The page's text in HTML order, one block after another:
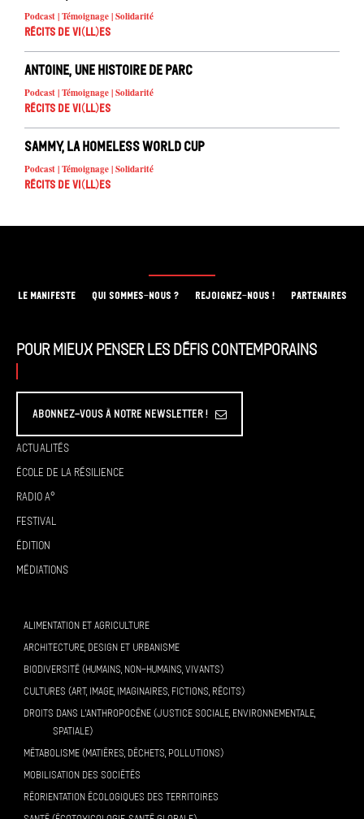
Podcast | Témoignage | Solidarité
Récits de Vi(ll)es
Antoine, une histoire de parc
Podcast | Témoignage | Solidarité
Récits de Vi(ll)es
Sammy, La Homeless World Cup
Podcast | Témoignage | Solidarité
Récits de Vi(ll)es
LE MANIFESTE QUI SOMMES-NOUS ? REJOIGNEZ-NOUS ! PARTENAIRES
Pour mieux penser les défis contemporains
Abonnez-vous à Notre Newsletter !
Actualités
École de la résilience
Radio A°
Festival
Édition
Médiations
ALIMENTATION ET AGRICULTURE
ARCHITECTURE, DESIGN ET URBANISME
BIODIVERSITÉ (HUMAINS, NON-HUMAINS, VIVANTS)
CULTURES (ART, IMAGE, IMAGINAIRES, FICTIONS, RÉCITS)
DROITS DANS L’ANTHROPOCÈNE (JUSTICE SOCIALE, ENVIRONNEMENTALE,
SPATIALE)
MÉTABOLISME (MATIÈRES, DÉCHETS, POLLUTIONS)
MOBILISATION DES SOCIÉTÉS
RÉORIENTATION ÉCOLOGIQUES DES TERRITOIRES